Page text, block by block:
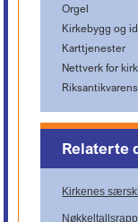
Orgel
Kirkebygg og
Karttjenester
Nettverk for
Relaterte
Kirkenes